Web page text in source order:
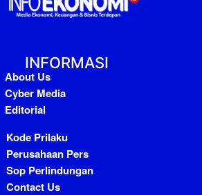
INFORMASI
About Us
Cyber Media
Editorial
Kode Prilaku
Perusahaan Pers
Sop Perlindungan
Contact Us